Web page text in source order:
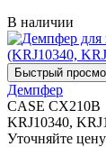
В наличии
Демпфер
CASE CX210B
KRJ10340,
Уточняйте цену